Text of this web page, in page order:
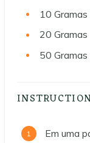
10 Gramas
20 Gramas
50
Em uma